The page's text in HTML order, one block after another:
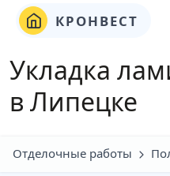
КРОНВЕСТ
Укладка
в Липецке
Отделочные работы